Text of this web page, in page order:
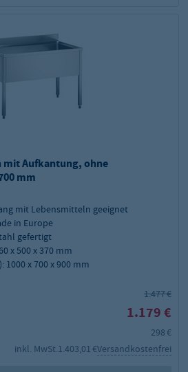
mit Aufkantung, ohne
mm
mit Lebensmitteln geeignet
in Europe
gefertigt
x 500 x 370 mm
1000 x 700 x 900 mm
1.477 €
1.179 €
298 €
inkl. MwSt.1.403,01 €Versandkostenfrei